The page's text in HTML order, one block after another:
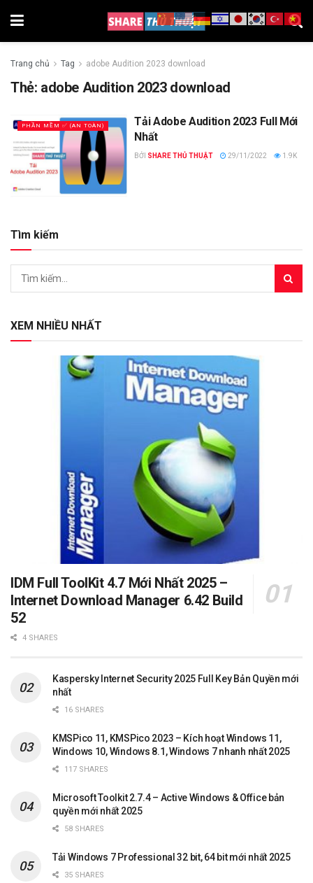
Trang chủ Tag adobe Audition 2023 download
Thẻ: adobe Audition 2023 download
PHẦN MỀM ✅ (AN TOÀN)
Tải Adobe Audition 2023 Full Mới
Nhất
BỞI SHARE THỦ THUẬT 29/11/2022 1.9K
Tìm kiếm
XEM NHIỀU NHẤT
IDM Full ToolKit 4.7 Mới Nhất 2025 –
Internet Download Manager 6.42 Build
52
4 SHARES
Kaspersky Internet Security 2025 Full Key Bản Quyền mới
nhất
16 SHARES
KMSPico 11, KMSPico 2023 – Kích hoạt Windows 11,
Windows 10, Windows 8.1, Windows 7 nhanh nhất 2025
117 SHARES
Microsoft Toolkit 2.7.4 – Active Windows & Office bản
quyền mới nhất 2025
58 SHARES
Tải Windows 7 Professional 32 bit, 64 bit mới nhất 2025
35 SHARES